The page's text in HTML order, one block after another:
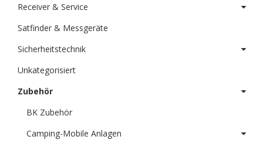
Receiver & Service
Satfinder & Messgeräte
Sicherheitstechnik
Unkategorisiert
Zubehör
BK Zubehör
Camping-Mobile Anlagen